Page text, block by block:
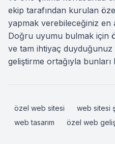
ekip tarafından kurulan
yapmak verebileceğiniz en
Doğru uyumu bulmak için
ve tam ihtiyaç
geliştirme ortağıyla bunları
özel web sitesi web sitesi
web tasarım
özel web